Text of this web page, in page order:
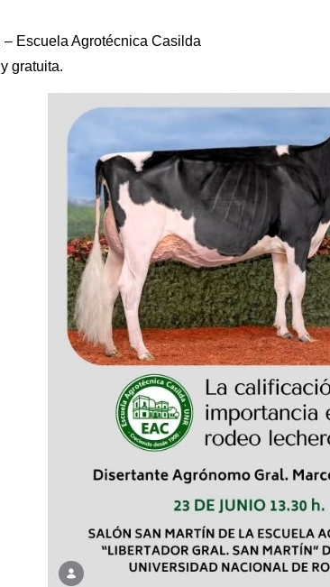
– Escuela Agrotécnica Casilda
gratuita.